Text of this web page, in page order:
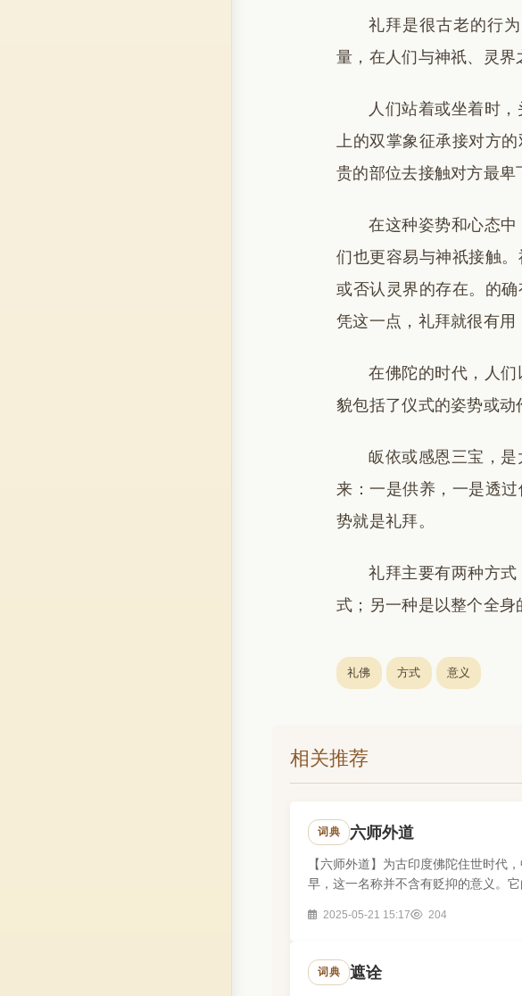
礼拜是很古老的行
量，在人们与神祇、灵界
人们站着或坐着时
上的双掌象征承接对方
贵的部位去接触对方最卑
在这种姿势和心态
们也更容易与神祇接触
或否认灵界的存在。的
凭这一点，礼拜就很有用
在佛陀的时代，人
貌包括了仪式的姿势或动
皈依或感恩三宝，
来：一是供养，一是透
势就是礼拜。
礼拜主要有两种方
式；另一种是以整个全身
礼佛 方式 意义
相关推荐
词典 六师外道
【六师外道】为古印度佛陀住世时代
早，这一名称并不含有贬抑的意义。
2025-05-21 15:17 204
词典 遮诠